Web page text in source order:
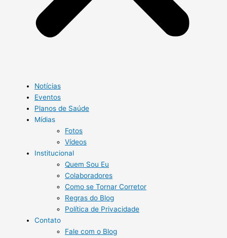
Notícias
Eventos
Planos de Saúde
Mídias
Fotos
Vídeos
Institucional
Quem Sou Eu
Colaboradores
Como se Tornar Corretor
Regras do Blog
Política de Privacidade
Contato
Fale com o Blog